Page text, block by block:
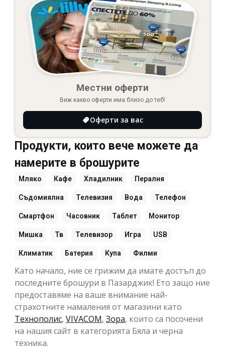
Местни оферти
Виж какво оферти има близо до теб!
Оферти за вас
Продукти, които вече можете да
намерите в брошурите
Мляко Кафе Хладилник Пералня
Съдомиялна Телевизия Вода Телефон
Смартфон Часовник Таблет Монитор
Мишка Тв Телевизор Игра USB
Климатик Батерия Купа Филми
Като начало, ние се грижим да имате достъп до
последните брошури в Пазарджик! Ето защо ние
предоставяме на ваше внимание най-
страхотните намаления от магазини като
Технополис, VIVACOM, Зора, които са посочени
на нашия сайт в категорията Бяла и черна
техника.